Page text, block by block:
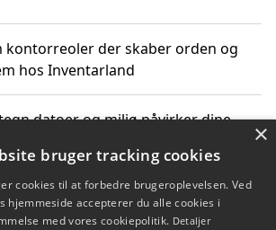
kontorreoler der skaber orden og
hos Inventarland
datoer og miljø påvirker dine
til en grønnere hverdag
×
bruger tracking cookies
cookies til at forbedre brugeroplevelsen. Ved
hjemmeside accepterer du alle cookies i
med vores cookiepolitik. Detaljer